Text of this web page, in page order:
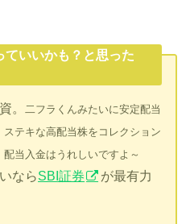
ていいかも？と思った
。 二フラくんみたいに安定配当
テキな高配当株をコレクション
当入金はうれしいですよ～
ならSBI証券
が最有力